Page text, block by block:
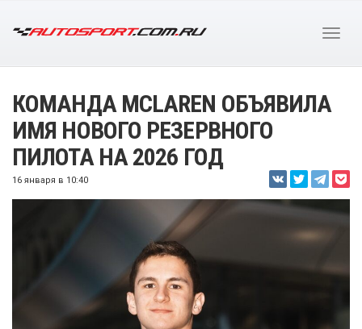
КОМАНДА MCLAREN ОБЪЯВИЛА
ИМЯ НОВОГО РЕЗЕРВНОГО
ПИЛОТА НА 2026 ГОД
16 января в 10:40